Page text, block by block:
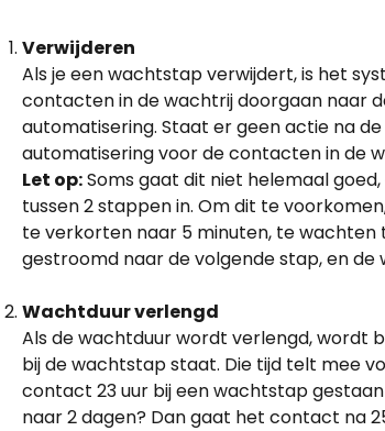
Verwijderen
Als je een wachtstap verwijdert, is het
contacten in de wachtrij doorgaan naar
automatisering. Staat er geen actie na
automatisering voor de contacten in de
Let op: Soms gaat dit niet helemaal
tussen 2 stappen in. Om dit te
te verkorten naar 5 minuten, te
gestroomd naar de volgende stap, en
Wachtduur verlengd
Als de wachtduur wordt verlengd, wordt
bij de wachtstap staat. Die tijd telt mee
contact 23 uur bij een wachtstap
naar 2 dagen? Dan gaat het contact na